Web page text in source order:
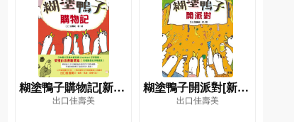
糊塗鴨子購物記[新雅‧
繪本館]
出口佳壽美
糊塗鴨子開派對[新雅‧
繪本館]
出口佳壽美